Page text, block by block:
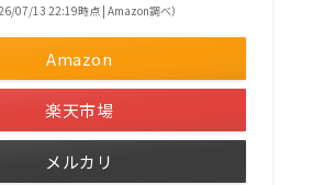
07/13 22:19時点 | Amazon調べ）
Amazon
楽天市場
メルカリ